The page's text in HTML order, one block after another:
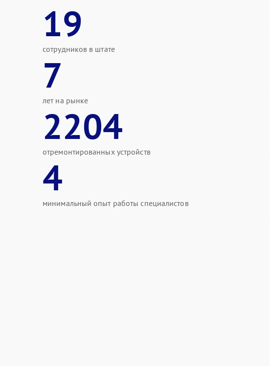
19
сотрудников в штате
7
лет на рынке
2204
отремонтированных устройств
4
минимальный опыт работы специалистов